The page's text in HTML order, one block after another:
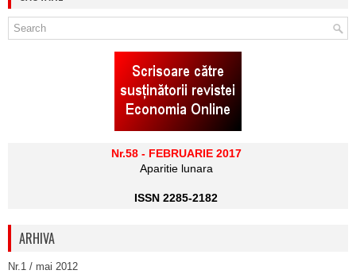
Nr.58 - FEBRUARIE 2017
Aparitie lunara
ISSN 2285-2182
ARHIVA
Nr.1 / mai 2012